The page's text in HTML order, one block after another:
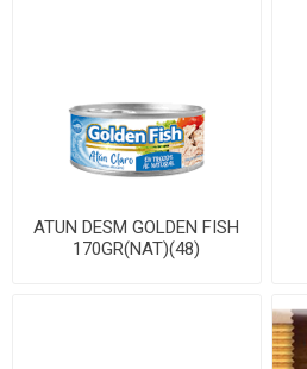
ATUN DESM GOLDEN FISH
170GR(NAT)(48)